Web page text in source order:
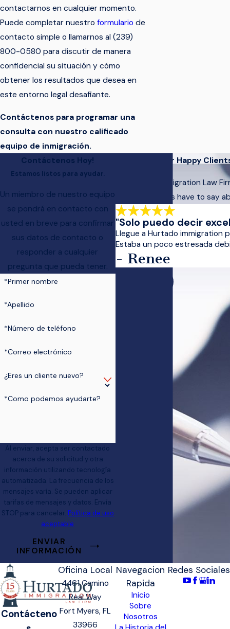
contactarnos en cualquier momento.
Puede completar nuestro formulario de
contacto simple o llamarnos al (239)
800-0580 para discutir de manera
confidencial su situación y cómo
obtener los resultados que desea en
este entorno legal desafiante.
Contáctenos para programar una
consulta con nuestro calificado
equipo de inmigración.
Contáctenos Hoy!
Estamos listos para ayudar.
Un miembro de nuestro equipo
se pondrá en contacto con
usted en breve para confirmar
sus datos de contacto o
responder a cualquier
pregunta que pueda tener.
*Primer nombre
*Apellido
*Número de teléfono
*Correo electrónico
¿Eres un cliente nuevo?
*Como podemos ayudarte?
Al enviar, acepta ser contactado
acerca de su solicitud y otra
información utilizando tecnología
automatizada. La frecuencia de los
mensajes varía. Se pueden aplicar
tarifas de mensajes y datos. Envía
STOP para cancelar. Política de uso
aceptable
ENVIAR
INFORMACIÓN
Hear From Our Happy
At Hurtado Immigration Law
what our clients have to say
"Solo puedo decir
Llegue a Hurtado immigration
Estaba un poco estresada
- Renee
Contácteno
Oficina Local
4461 Camino
Real Way
Fort Myers, FL
33966
Navegacion
Rapida
Inicio
Sobre
Nosotros
Redes Sociales